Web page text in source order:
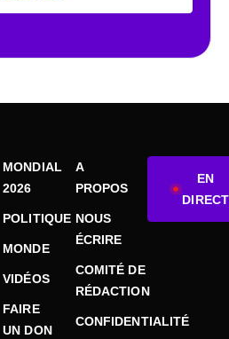
MONDIAL
2026
POLITIQUE
MONDE
VIDÉOS
FAIRE
UN DON
A
PROPOS
NOUS
ÉCRIRE
COMITÉ DE
RÉDACTION
CONFIDENTIALITÉ
EN
DIRECT